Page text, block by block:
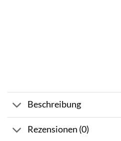
Beschreibung
Rezensionen (0)